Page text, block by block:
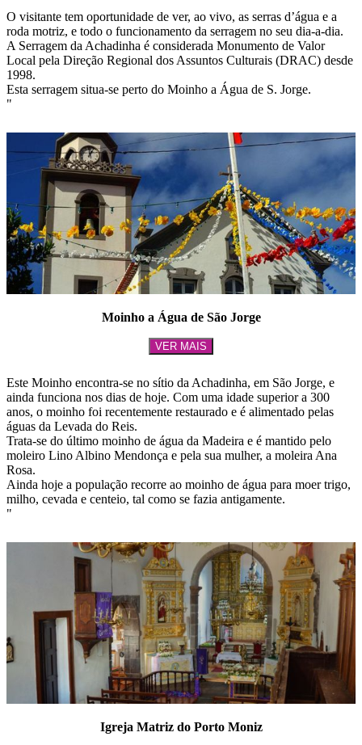
O visitante tem oportunidade de ver, ao vivo, as serras d’água e a
roda motriz, e todo o funcionamento da serragem no seu dia-a-dia.
A Serragem da Achadinha é considerada Monumento de Valor
Local pela Direção Regional dos Assuntos Culturais (DRAC) desde
1998.
Esta serragem situa-se perto do Moinho a Água de S. Jorge.
"
Moinho a Água de São Jorge
VER MAIS
Este Moinho encontra-se no sítio da Achadinha, em São Jorge, e
ainda funciona nos dias de hoje. Com uma idade superior a 300
anos, o moinho foi recentemente restaurado e é alimentado pelas
águas da Levada do Reis.
Trata-se do último moinho de água da Madeira e é mantido pelo
moleiro Lino Albino Mendonça e pela sua mulher, a moleira Ana
Rosa.
Ainda hoje a população recorre ao moinho de água para moer trigo,
milho, cevada e centeio, tal como se fazia antigamente.
"
Igreja Matriz do Porto Moniz